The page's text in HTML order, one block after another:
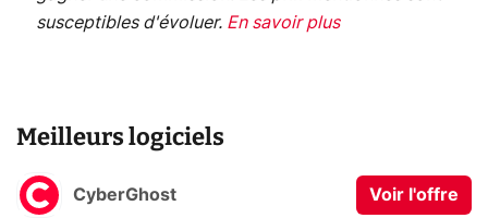
susceptibles d'évoluer. En savoir plus
Meilleurs logiciels
CyberGhost Voir l'offre